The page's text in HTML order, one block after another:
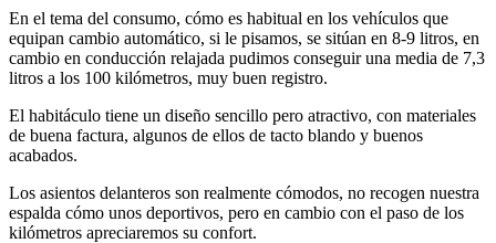
En el tema del consumo, cómo es habitual en los vehículos que
equipan cambio automático, si le pisamos, se sitúan en 8-9 litros, en
cambio en conducción relajada pudimos conseguir una media de 7,3
litros a los 100 kilómetros, muy buen registro.
El habitáculo tiene un diseño sencillo pero atractivo, con materiales
de buena factura, algunos de ellos de tacto blando y buenos
acabados.
Los asientos delanteros son realmente cómodos, no recogen nuestra
espalda cómo unos deportivos, pero en cambio con el paso de los
kilómetros apreciaremos su confort.